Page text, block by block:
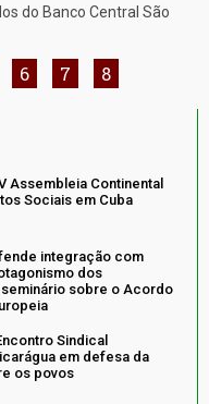
do Banco Central São
6 7 8
Assembleia Continental
Sociais em Cuba
integração com
dos
sobre o Acordo
Sindical
em defesa da
os povos